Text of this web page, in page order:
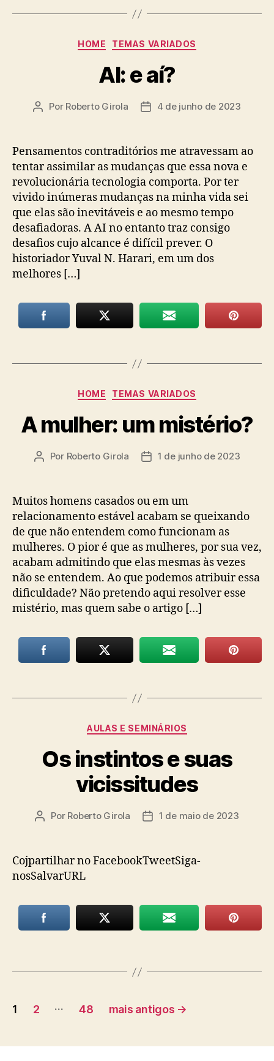
Categorias
HOME TEMAS VARIADOS
AI: e aí?
Autor
Por Roberto Girola
Data4 de junho de 2023
Pensamentos contraditórios me atravessam ao
tentar assimilar as mudanças que essa nova e
revolucionária tecnologia comporta. Por ter
vivido inúmeras mudanças na minha vida sei
que elas são inevitáveis e ao mesmo tempo
desafiadoras. A AI no entanto traz consigo
desafios cujo alcance é difícil prever. O
historiador Yuval N. Harari, em um dos
melhores […]
Categorias
HOME TEMAS VARIADOS
A mulher: um mistério?
Autor
Por Roberto Girola
Data1 de junho de 2023
Muitos homens casados ou em um
relacionamento estável acabam se queixando
de que não entendem como funcionam as
mulheres. O pior é que as mulheres, por sua vez,
acabam admitindo que elas mesmas às vezes
não se entendem. Ao que podemos atribuir essa
dificuldade? Não pretendo aqui resolver esse
mistério, mas quem sabe o artigo […]
Categorias
AULAS E SEMINÁRIOS
Os instintos e suas
vicissitudes
Autor
Por Roberto Girola
Data1 de maio de 2023
Cojpartilhar no FacebookTweetSiga-
nosSalvarURL
Paginação
posts
1 2 … 48 mais antigos →